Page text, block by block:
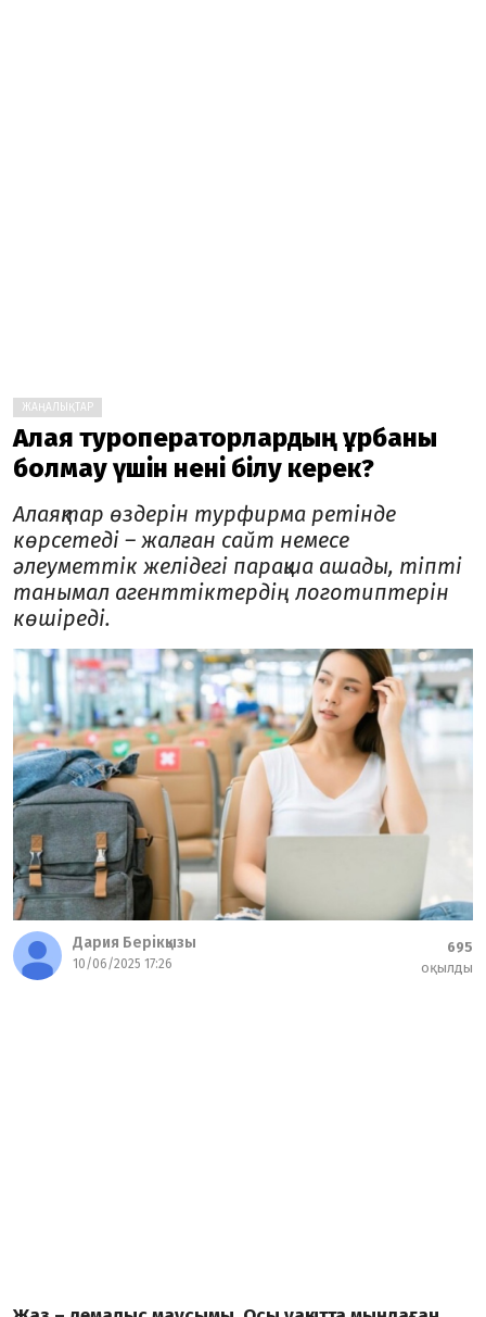
ЖАҢАЛЫҚТАР
Алаяқ туроператорлардың құрбаны
болмау үшін нені білу керек?
Алаяқтар өздерін турфирма ретінде
көрсетеді – жалған сайт немесе
әлеуметтік желідегі парақша ашады, тіпті
танымал агенттіктердің логотиптерін
көшіреді.
Дария Берікқызы
10/06/2025 17:26
695
оқылды